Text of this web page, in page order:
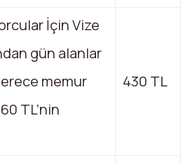
İçin Vize
gün alanlar
memur
TL’nin
430 TL